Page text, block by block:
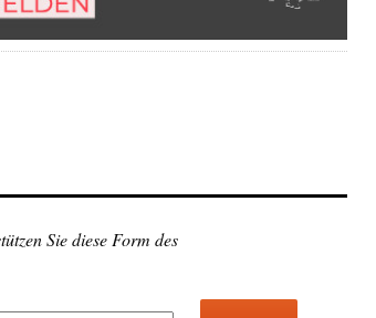
Sie diese Form des